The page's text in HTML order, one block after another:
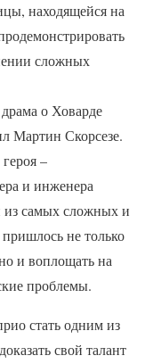
находящейся на
сложных
о Ховарде
Мартин Скорсезе.
–
и инженера
из самых сложных и
не только
и воплощать на
проблемы.
стать одним из
свой талант